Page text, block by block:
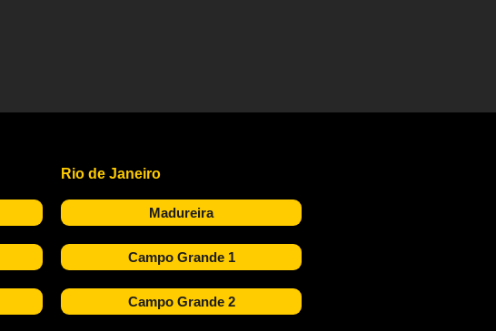
Rio de Janeiro
Madureira
Campo Grande 1
Campo Grande 2